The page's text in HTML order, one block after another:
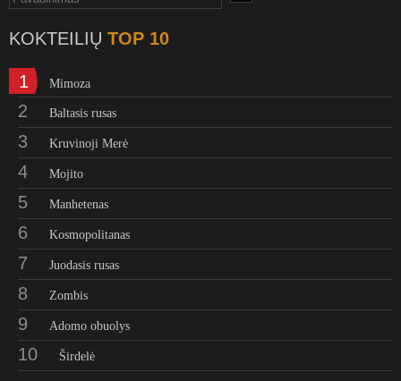
KOKTEILIŲ TOP 10
1 Mimoza
2 Baltasis rusas
3 Kruvinoji Merė
4 Mojito
5 Manhetenas
6 Kosmopolitanas
7 Juodasis rusas
8 Zombis
9 Adomo obuolys
10 Širdelė